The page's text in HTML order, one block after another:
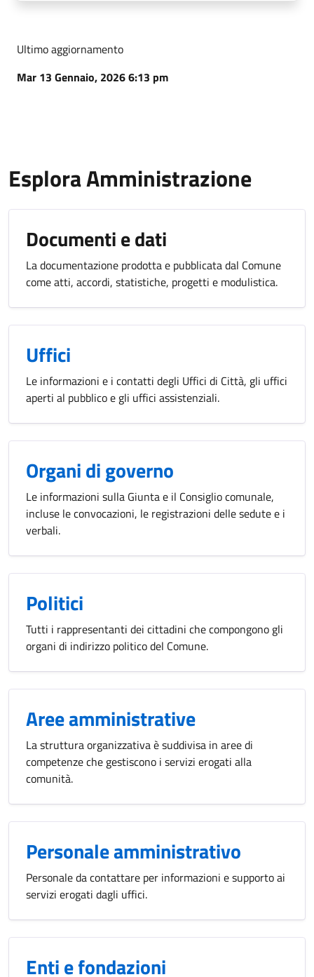
Ultimo aggiornamento
Mar 13 Gennaio, 2026 6:13 pm
Esplora Amministrazione
Documenti e dati
La documentazione prodotta e pubblicata dal Comune
come atti, accordi, statistiche, progetti e modulistica.
Uffici
Le informazioni e i contatti degli Uffici di Città, gli uffici
aperti al pubblico e gli uffici assistenziali.
Organi di governo
Le informazioni sulla Giunta e il Consiglio comunale,
incluse le convocazioni, le registrazioni delle sedute e i
verbali.
Politici
Tutti i rappresentanti dei cittadini che compongono gli
organi di indirizzo politico del Comune.
Aree amministrative
La struttura organizzativa è suddivisa in aree di
competenze che gestiscono i servizi erogati alla
comunità.
Personale amministrativo
Personale da contattare per informazioni e supporto ai
servizi erogati dagli uffici.
Enti e fondazioni